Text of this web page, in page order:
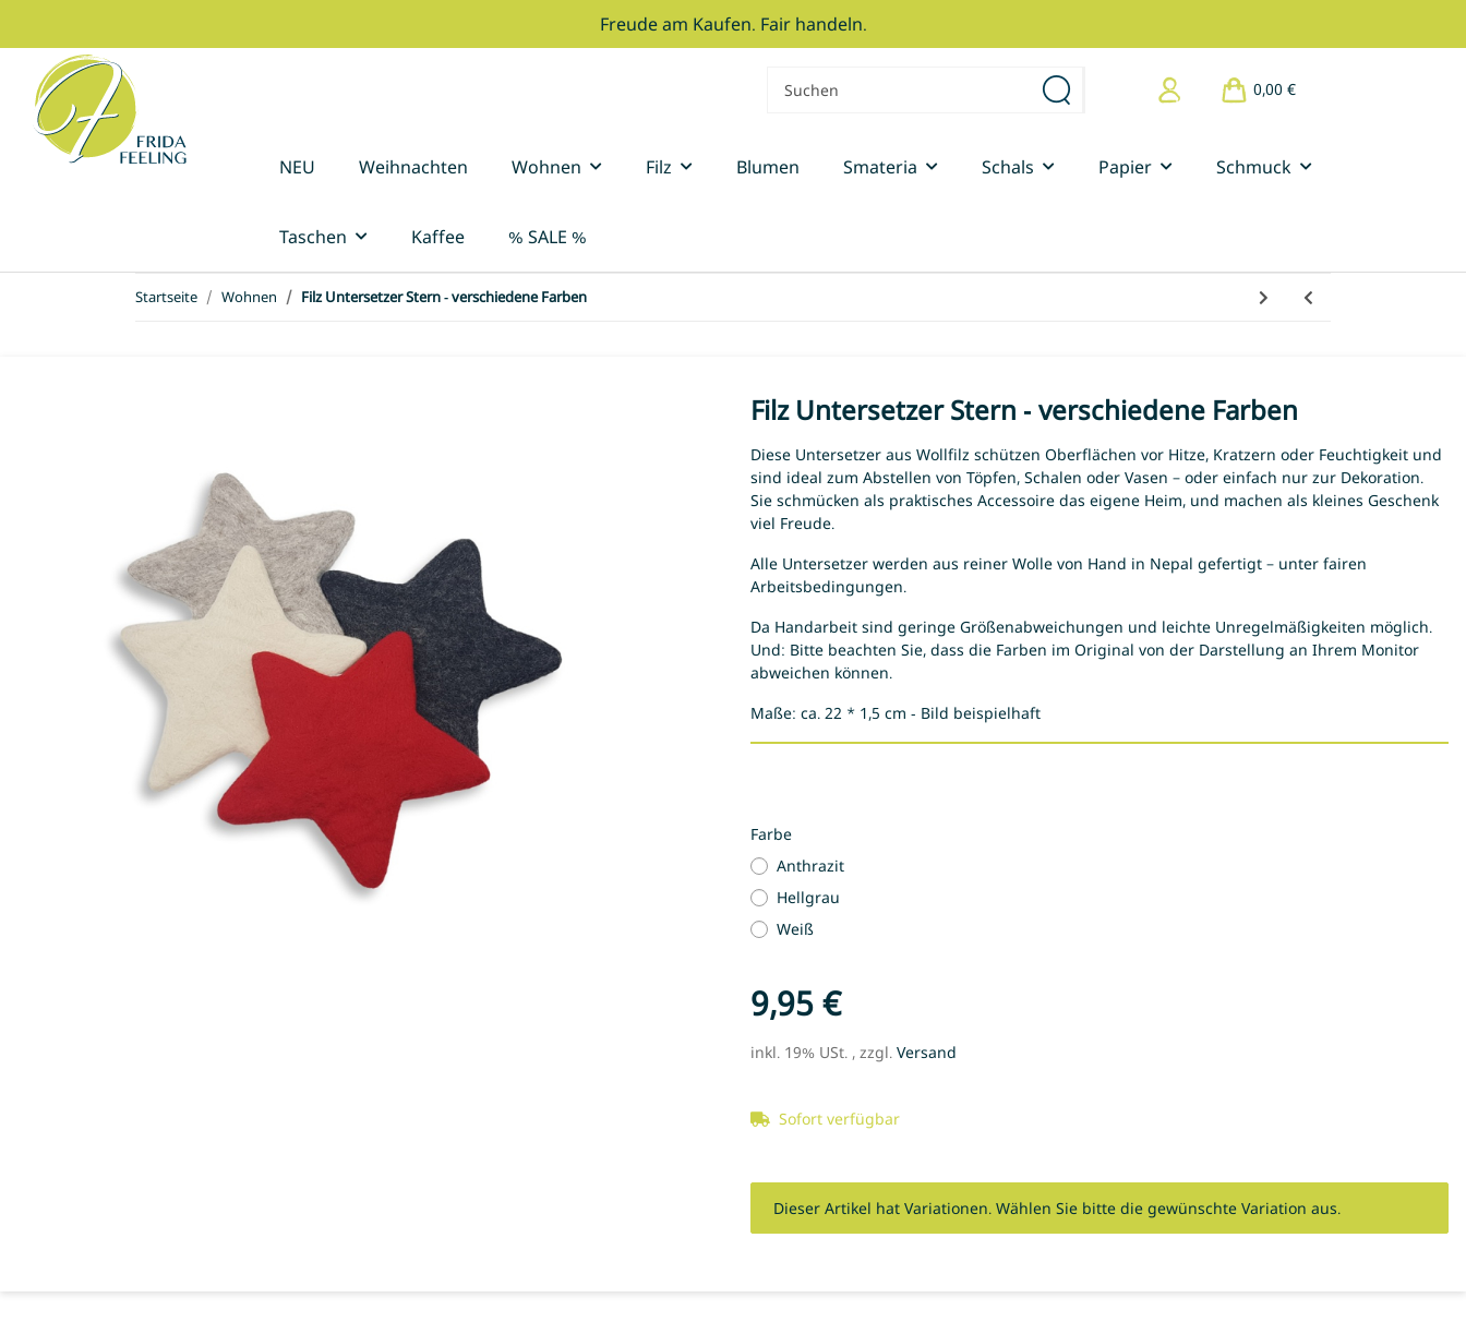
Freude am Kaufen. Fair handeln.
0,00 €
NEU Weihnachten Wohnen Filz Blumen Smateria Schals Papier Schmuck
Taschen Kaffee % SALE %
Startseite Wohnen Filz Untersetzer Stern - verschiedene Farben
Filz Untersetzer Stern - verschiedene Farben
Diese Untersetzer aus Wollfilz schützen Oberflächen vor Hitze, Kratzern oder Feuchtigkeit und
sind ideal zum Abstellen von Töpfen, Schalen oder Vasen – oder einfach nur zur Dekoration.
Sie schmücken als praktisches Accessoire das eigene Heim, und machen als kleines Geschenk
viel Freude.
Alle Untersetzer werden aus reiner Wolle von Hand in Nepal gefertigt – unter fairen
Arbeitsbedingungen.
Da Handarbeit sind geringe Größenabweichungen und leichte Unregelmäßigkeiten möglich.
Und: Bitte beachten Sie, dass die Farben im Original von der Darstellung an Ihrem Monitor
abweichen können.
Maße: ca. 22 * 1,5 cm - Bild beispielhaft
Farbe
Anthrazit
Hellgrau
Weiß
9,95 €
inkl. 19% USt. , zzgl. Versand
Sofort verfügbar
x
Dieser Artikel hat Variationen. Wählen Sie bitte die gewünschte Variation aus.